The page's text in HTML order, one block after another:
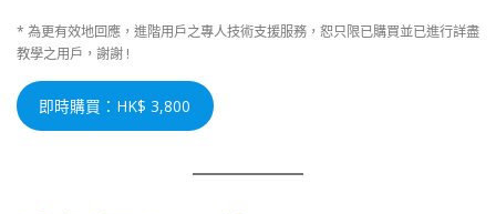
* 為更有效地回應，進階用戶之專人技術支援服務，恕只限已購買並已進行詳盡
教學之用戶，謝謝 !
即時購買 ：HK$ 3,800